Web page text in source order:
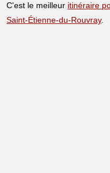
C'est le meilleur itinéraire
Saint-Étienne-du-Rouvray.